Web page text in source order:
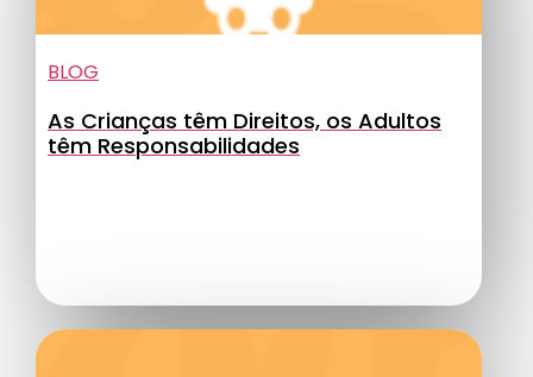
BLOG
As Crianças têm Direitos, os Adultos
têm Responsabilidades